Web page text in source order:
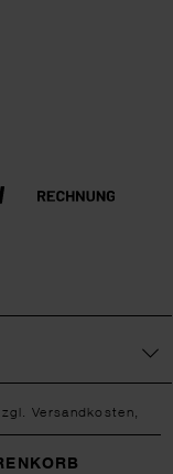
Versandkosten,
für unseren